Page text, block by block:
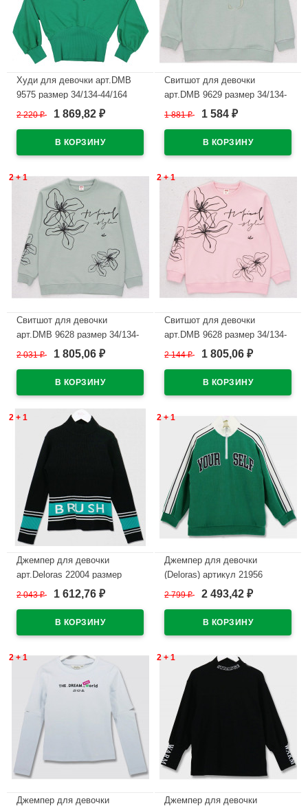
Худи для девочки арт.DMB
9575 размер 34/134-44/164
цвет зеленый
2 220₽ 1 869,82 ₽
Свитшот для девочки
арт.DMB 9629 размер 34/134-
44/164 цвет минт
1 881₽ 1 584 ₽
2 + 1
Свитшот для девочки
арт.DMB 9628 размер 34/134-
44/164 цвет бежевый
2 031₽ 1 805,06 ₽
2 + 1
Свитшот для девочки
арт.DMB 9628 размер 34/134-
44/164 цвет розовый
2 144₽ 1 805,06 ₽
2 + 1
Джемпер для девочки
арт.Deloras 22004 размер
34/134-44/164 цвет черный
2 043₽ 1 612,76 ₽
2 + 1
Джемпер для девочки
(Deloras) артикул 21956
р.34/134-44/164 цвет зеленый
2 799₽ 2 493,42 ₽
2 + 1
Джемпер для девочки
2 + 1
Джемпер для девочки